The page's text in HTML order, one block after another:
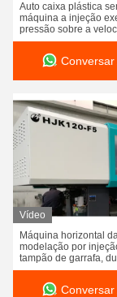
Auto caixa plástica
máquina a injeção
pressão sobre a
parafuso de 275 Mpa
Conversar
Vídeo
Máquina horizontal
modelação por
tampão de garrafa,
máquinas da
injeção do tiro
Conversar